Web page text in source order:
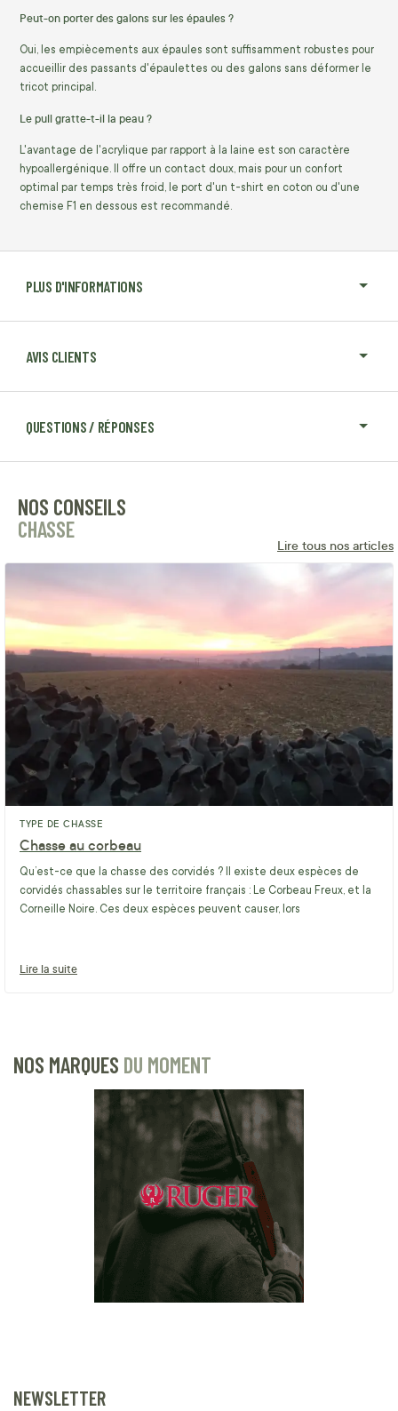
PLUS D'INFORMATIONS
AVIS CLIENTS
QUESTIONS / RÉPONSES
Peut-on porter des galons sur les épaules ?
Oui, les empiècements aux épaules sont suffisamment robustes pour
accueillir des passants d'épaulettes ou des galons sans déformer le
tricot principal.
Le pull gratte-t-il la peau ?
L'avantage de l'acrylique par rapport à la laine est son caractère
hypoallergénique. Il offre un contact doux, mais pour un confort
optimal par temps très froid, le port d'un t-shirt en coton ou d'une
chemise F1 en dessous est recommandé.
NOS CONSEILS
CHASSE
Lire tous nos articles
TYPE DE CHASSE
Chasse au corbeau
Qu’est-ce que la chasse des corvidés ? Il existe deux espèces de
corvidés chassables sur le territoire français : Le Corbeau Freux, et la
Corneille Noire. Ces deux espèces peuvent causer, lors
Lire la suite
NOS MARQUES DU MOMENT
NEWSLETTER